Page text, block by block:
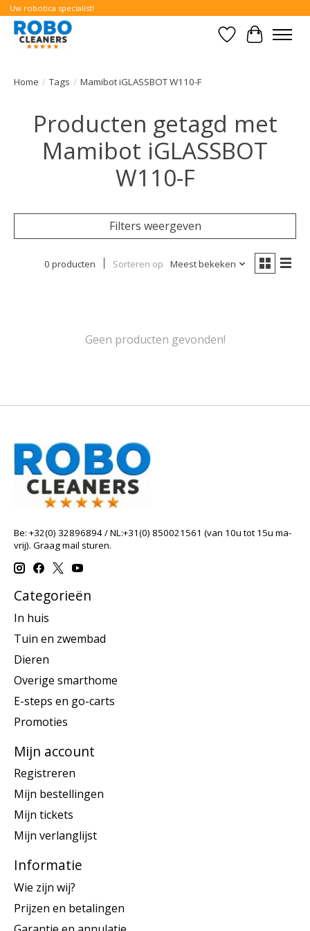
Uw robotica specialist!
Verlanglijst
Home / Tags / Mamibot iGLASSBOT W110-F
Producten getagd met
Mamibot iGLASSBOT
W110-F
Filters weergeven
0 producten Sorteren op Meest bekeken
Geen producten gevonden!
Be: +32(0) 32896894 / NL:+31(0) 850021561 (van 10u tot 15u ma-
vrij). Graag mail sturen.
Categorieën
In huis
Tuin en zwembad
Dieren
Overige smarthome
E-steps en go-carts
Promoties
Mijn account
Registreren
Mijn bestellingen
Mijn tickets
Mijn verlanglijst
Informatie
Wie zijn wij?
Prijzen en betalingen